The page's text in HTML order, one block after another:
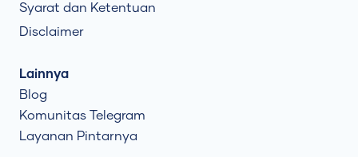
Syarat dan Ketentuan
Disclaimer
Lainnya
Blog
Komunitas Telegram
Layanan Pintarnya